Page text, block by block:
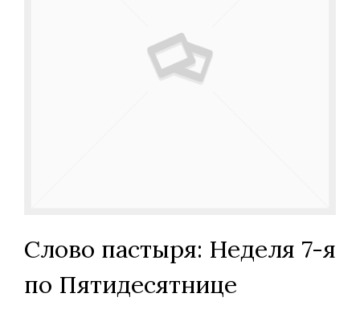
Слово пастыря: Неделя 7-я
по Пятидесятнице